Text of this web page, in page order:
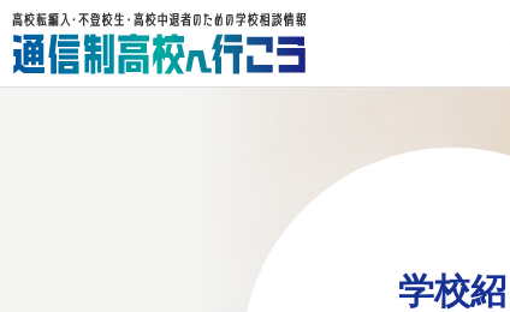
学校紹